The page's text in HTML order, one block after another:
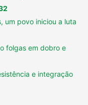
um povo iniciou a luta
folgas em dobro e
e integração